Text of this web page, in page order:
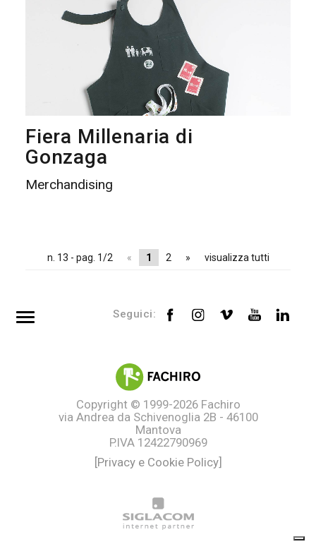
Fiera Millenaria di
Gonzaga
Merchandising
n. 13 - pag. 1/2 « 1 2 » visualizza tutti
Seguici:
Site mapCopyright © 1999-2026Fachiro
via Andrea da Schivenoglia 2B - 46100
Mantova
P.IVA 12422790969
[Privacy e Cookie Policy]